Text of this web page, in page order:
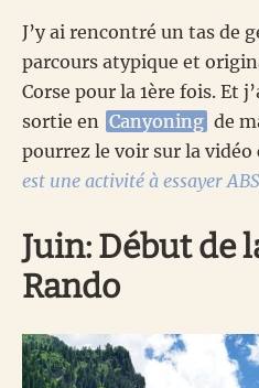
J’y ai rencontré un tas de
parcours atypique et
Corse pour la 1ère fois. Et
sortie en Canyoning de
pourrez le voir sur la vidéo
est une activité à essayer
Juin: Début de
Rando